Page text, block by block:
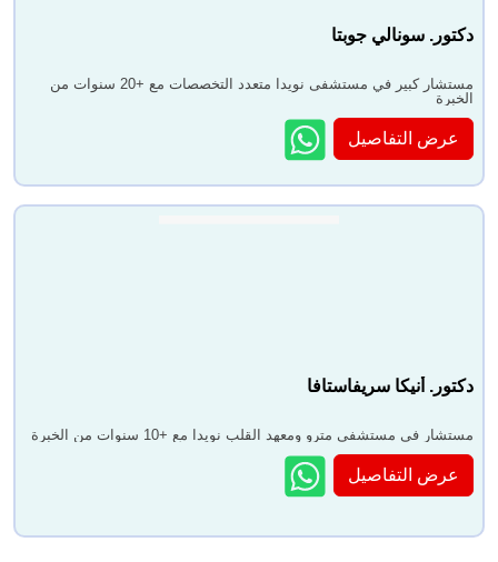
دكتور. سونالي جوبتا
مستشار كبير في مستشفى نويدا متعدد التخصصات مع +20 سنوات من
الخبرة
عرض التفاصيل
دكتور. أنيكا سريفاستافا
مستشار في مستشفى مترو ومعهد القلب نويدا مع +10 سنوات من الخبرة
عرض التفاصيل